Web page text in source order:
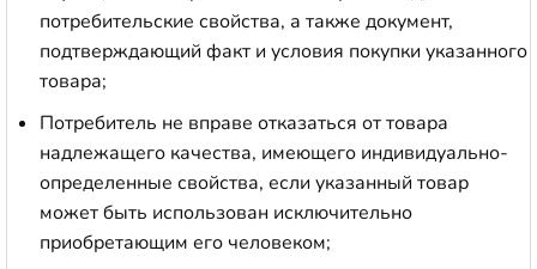
потребительские свойства, а также документ,
подтверждающий факт и условия покупки указанного
товара;
Потребитель не вправе отказаться от товара
надлежащего качества, имеющего индивидуально-
определенные свойства, если указанный товар
может быть использован исключительно
приобретающим его человеком;